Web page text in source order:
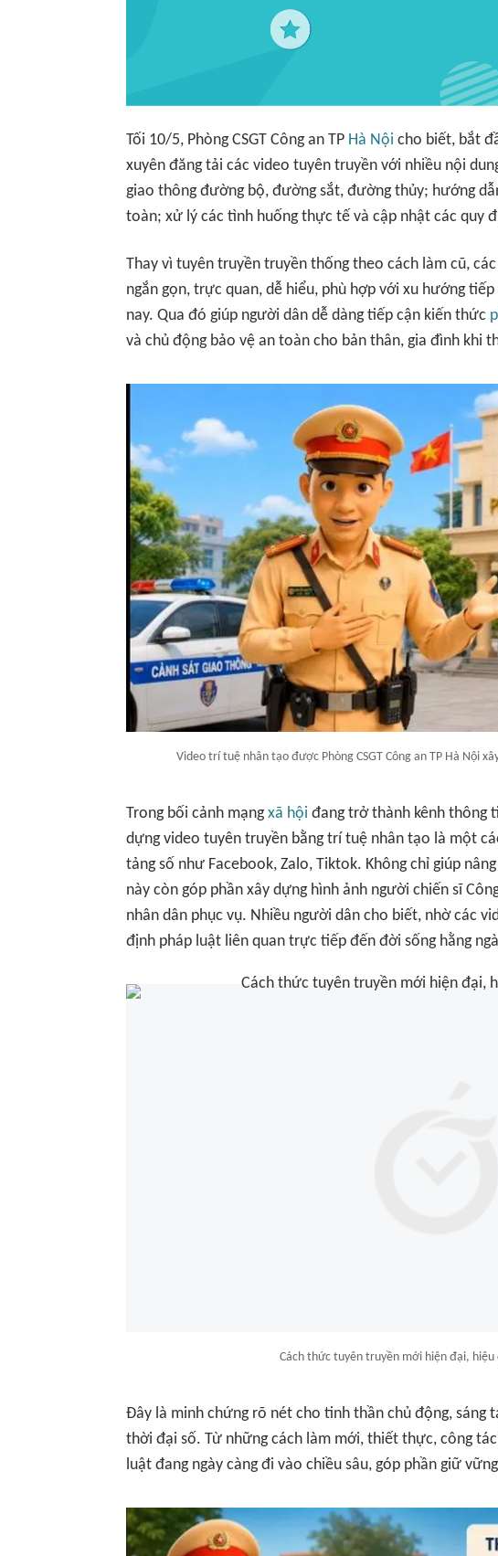
Tối 10/5, Phòng CSGT Công an TP Hà Nội cho biết, bắt
xuyên đăng tải các video tuyên truyền với nhiều nội
giao thông đường bộ, đường sắt, đường thủy; hướng
toàn; xử lý các tình huống thực tế và cập nhật các quy
Thay vì tuyên truyền truyền thống theo cách làm cũ,
ngắn gọn, trực quan, dễ hiểu, phù hợp với xu hướng
nay. Qua đó giúp người dân dễ dàng tiếp cận kiến thức
và chủ động bảo vệ an toàn cho bản thân, gia đình khi
Video trí tuệ nhân tạo được Phòng CSGT Công an TP Hà Nội
Trong bối cảnh mạngxã hội đang trở thành kênh thông
dựng video tuyên truyền bằng trí tuệ nhân tạo là một
tảng số như Facebook, Zalo, Tiktok. Không chỉ giúp
này còn góp phần xây dựng hình ảnh người chiến sĩ
nhân dân phục vụ. Nhiều người dân cho biết, nhờ các
định pháp luật liên quan trực tiếp đến đời sống hằng
Cách thức tuyên truyền mới hiện đại, hiệu
Đây là minh chứng rõ nét cho tinh thần chủ động, sáng
thời đại số. Từ những cách làm mới, thiết thực, công
luật đang ngày càng đi vào chiều sâu, góp phần giữ